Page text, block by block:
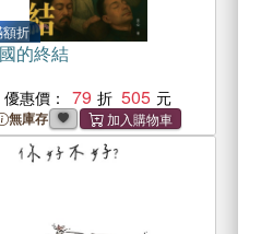
額折
的終結
優惠價： 79 505
無庫存